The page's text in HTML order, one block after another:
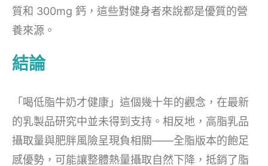
質和 300mg 鈣，這些對健身者來說都是優質的營
養來源。
結論
「喝低脂牛奶才健康」這個幾十年的觀念，在最新
的乳製品研究中並未得到支持。相反地，高脂乳品
攝取量與肥胖風險呈現負相關——全脂版本的飽足
感優勢，可能讓整體熱量攝取自然下降，抵銷了脂